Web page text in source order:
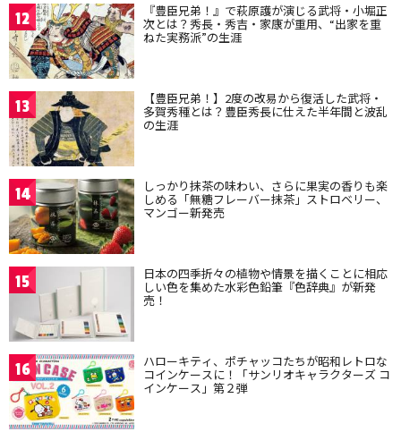
12 『豊臣兄弟！』で萩原護が演じる武将・小堀正
次とは？秀長・秀吉・家康が重用、“出家を重
ねた実務派”の生涯
13 【豊臣兄弟！】2度の改易から復活した武将・
多賀秀種とは？豊臣秀長に仕えた半年間と波乱
の生涯
14 しっかり抹茶の味わい、さらに果実の香りも楽
しめる「無糖フレーバー抹茶」ストロベリー、
マンゴー新発売
15 日本の四季折々の植物や情景を描くことに相応
しい色を集めた水彩色鉛筆『色辞典』が新発
売！
16 ハローキティ、ポチャッコたちが昭和レトロな
コインケースに！「サンリオキャラクターズ コ
インケース」第２弾